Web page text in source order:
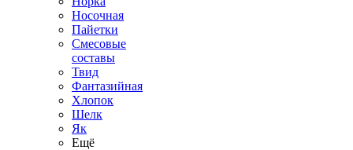
Носочная
Пайетки
Смесовые
составы
Твид
Фантазийная
Хлопок
Шелк
Як
Ещё